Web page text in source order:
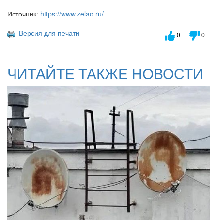
Источник: https://www.zelao.ru/
Версия для печати
0 0
ЧИТАЙТЕ ТАКЖЕ НОВОСТИ